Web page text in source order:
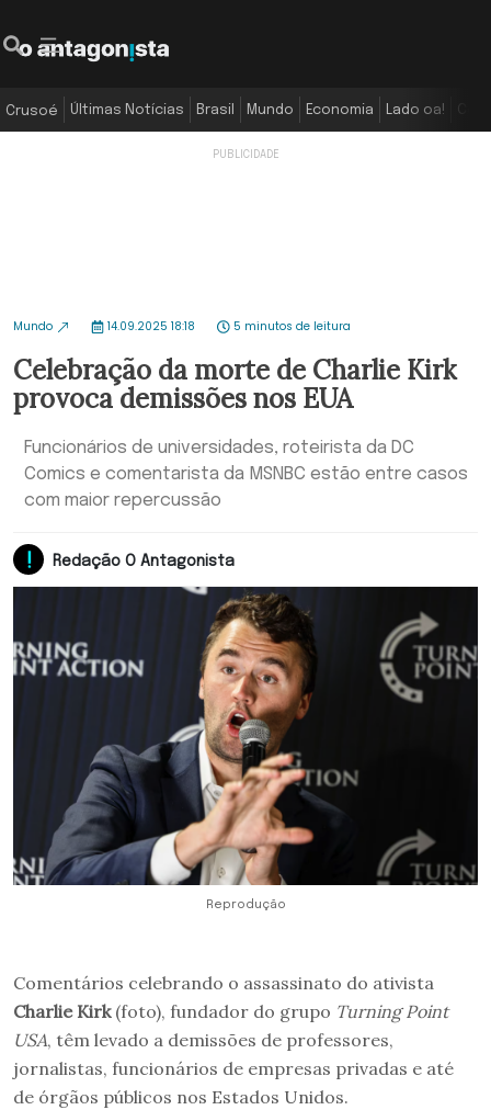
Crusoé Últimas Notícias Brasil Mundo Economia Lado oa!
Mundo 14.09.2025 18:18 5 minutos de leitura
Celebração da morte de Charlie Kirk
provoca demissões nos EUA
Funcionários de universidades, roteirista da DC
Comics e comentarista da MSNBC estão entre casos
com maior repercussão
Redação O Antagonista
Reprodução
Comentários celebrando o assassinato do ativista
Charlie Kirk(foto), fundador do grupo Turning Point
USA, têm levado a demissões de professores,
jornalistas, funcionários de empresas privadas e até
de órgãos públicos nos Estados Unidos.